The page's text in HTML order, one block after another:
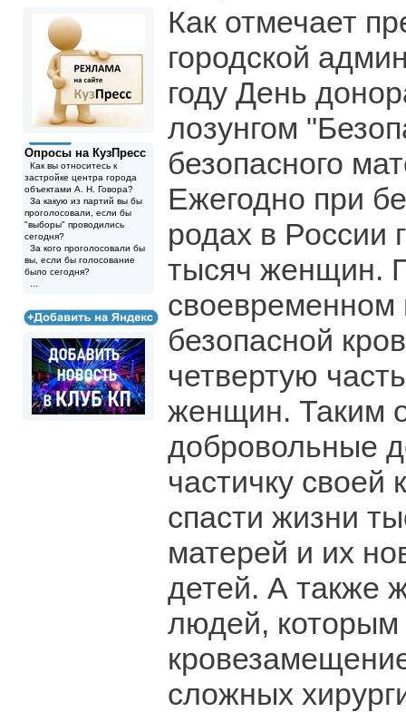
Опросы на КузПресс
Как вы относитесь к
застройке центра города
объектами А. Н. Говора?
За какую из партий вы бы
проголосовали, если бы
"выборы" проводились
сегодня?
За кого проголосовали бы
вы, если бы голосование
было сегодня?
Как отмечает
городской
году День
лозунгом
безопасного
Ежегодно при
родах в России
тысяч женщин.
своевременном
безопасной
четвертую
женщин. Таким
добровольные
частичку своей
спасти жизни
матерей и их
детей. А также
людей, которым
сложных